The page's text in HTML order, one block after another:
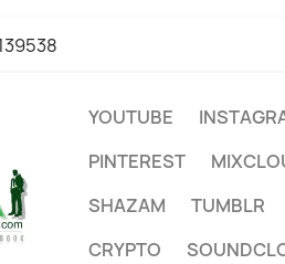
YOUTUBE
PINTEREST
SHAZAM
TUMBLR
CRYPTO